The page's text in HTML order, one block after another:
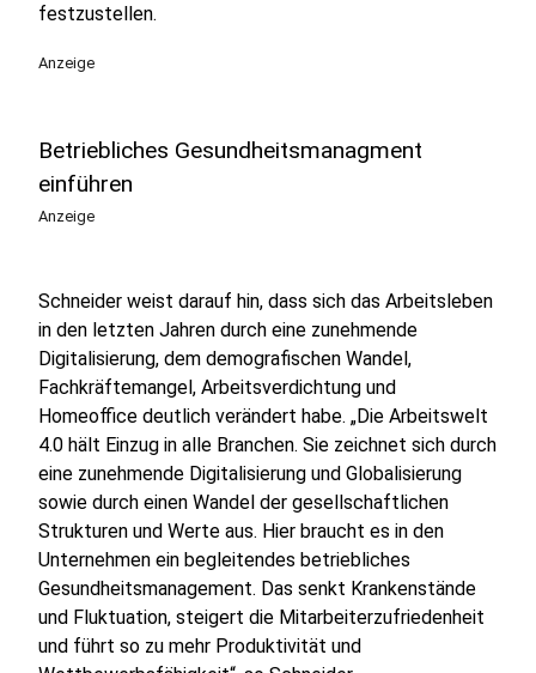
festzustellen.
Anzeige
Betriebliches Gesundheitsmanagment
einführen
Anzeige
Schneider weist darauf hin, dass sich das Arbeitsleben
in den letzten Jahren durch eine zunehmende
Digitalisierung, dem demografischen Wandel,
Fachkräftemangel, Arbeitsverdichtung und
Homeoffice deutlich verändert habe. „Die Arbeitswelt
4.0 hält Einzug in alle Branchen. Sie zeichnet sich durch
eine zunehmende Digitalisierung und Globalisierung
sowie durch einen Wandel der gesellschaftlichen
Strukturen und Werte aus. Hier braucht es in den
Unternehmen ein begleitendes betriebliches
Gesundheitsmanagement. Das senkt Krankenstände
und Fluktuation, steigert die Mitarbeiterzufriedenheit
und führt so zu mehr Produktivität und